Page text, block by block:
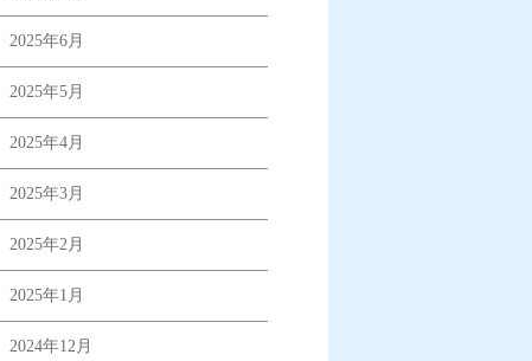
2025年6月
2025年5月
2025年4月
2025年3月
2025年2月
2025年1月
2024年12月